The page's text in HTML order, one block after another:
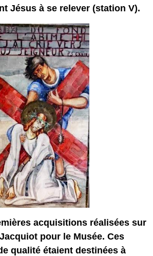
Jésus à se relever (station V).
acquisitions réalisées sur
pour le Musée. Ces
qualité étaient destinées à